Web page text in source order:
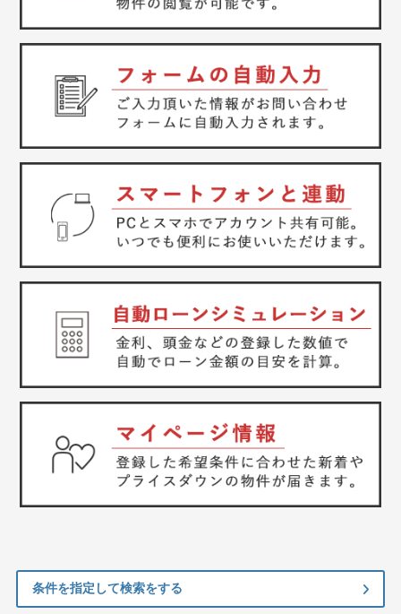
条件を指定して検索をする